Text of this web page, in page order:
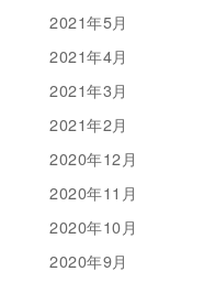
2021年5月
2021年4月
2021年3月
2021年2月
2020年12月
2020年11月
2020年10月
2020年9月